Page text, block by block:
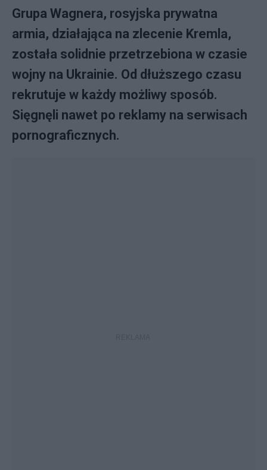
Grupa Wagnera, rosyjska prywatna
armia, działająca na zlecenie Kremla,
została solidnie przetrzebiona w czasie
wojny na Ukrainie. Od dłuższego czasu
rekrutuje w każdy możliwy sposób.
Sięgnęli nawet po reklamy na serwisach
pornograficznych.